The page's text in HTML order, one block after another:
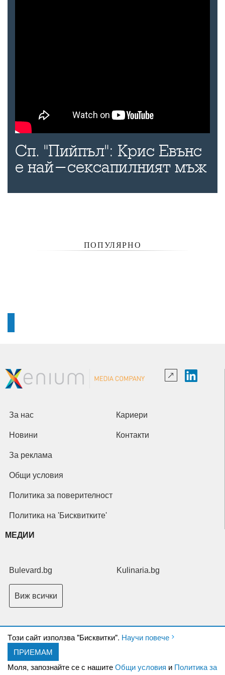
Сп. "Пийпъл": Крис Евънс
е най-сексапилният мъж
ПОПУЛЯРНО
Tози сайт използва "Бисквитки". Научи повече
ПРИЕМАМ
Моля, запознайте се с нашитеОбщи условия и Политика за
За нас Кариери
Новини Контакти
За реклама
Общи условия
Политика за поверителност
Политика на 'Бисквитките'
МЕДИИ
Bulevard.bg Kulinaria.bg
Виж всички
Copyright © 2026 Ксениум ООД. Всички права запазени.
XeniumCompany.com